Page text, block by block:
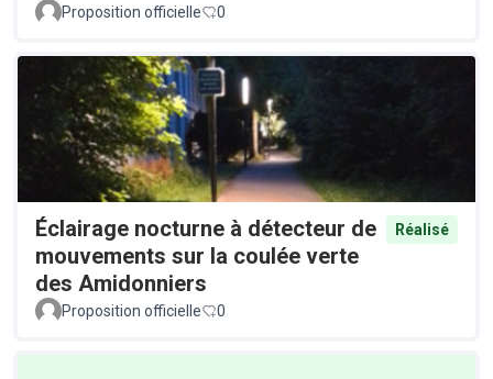
Proposition officielle 0
Éclairage nocturne à détecteur de
mouvements sur la coulée verte
des Amidonniers
Réalisé
Proposition officielle 0